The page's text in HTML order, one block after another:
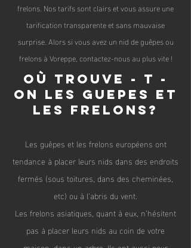
frelons. Nos tarifs sont clairs et vous assure une
tarification transparente et sans mauvaise
surprise. Alors si vous avez un nid de guêpes ou
frelons à Voreppe, contactez-nous au plus vite !
Où trouve - t -
on les guepes et
les frelons?
Les guêpes et les frelons européens ont
tendance à placer leurs nids dans des endroits
fermés (sous toitures, dans des cheminées,
etc) ou à l'abris du vent.
Les frelons asiatiques, quant à eux, n’hésitent
pas à placer leurs nids au coin de votre